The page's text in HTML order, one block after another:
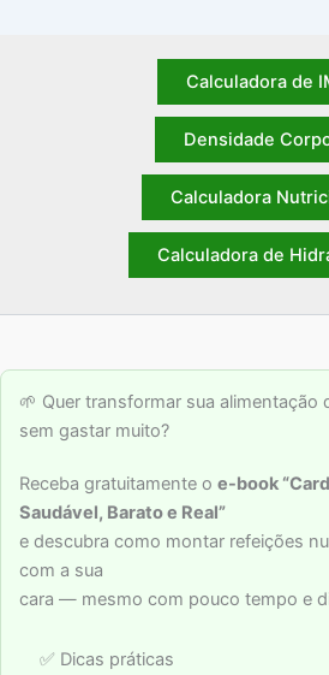
Calculadora de
Densidade
Calculadora
Calculadora de
🌱 Quer transformar sua alimentação
sem gastar muito?
Receba gratuitamente o e-book
Saudável, Barato e Real”
e descubra como montar refeições
com a sua
cara — mesmo com pouco tempo e
✅ Dicas práticas